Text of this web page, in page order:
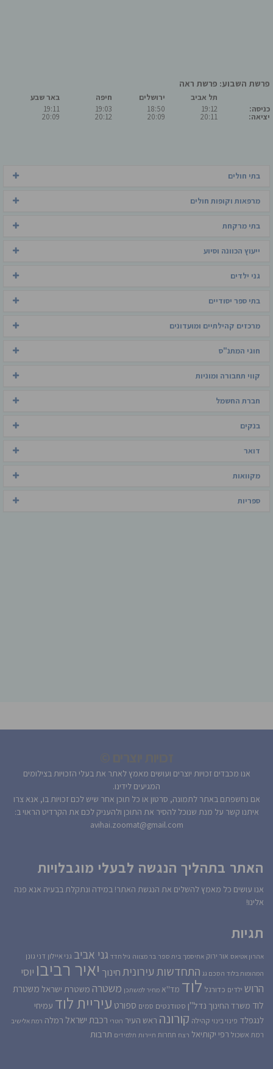
פרשת השבוע: פרשת ראה
כניסה:
יציאה:
תל אביב
19:12
20:11
ירושלים
18:50
20:09
חיפה
19:03
20:12
באר שבע
19:11
20:09
בתי חולים
מרפאות וקופות חולים
בתי מרקחת
ייעוץ הכוונה וסיוע
גני ילדים
בתי ספר יסודיים
מרכזים קהילתיים ומועדונים
חוגי המתנ"ס
קווי תחבורה ומוניות
חברת החשמל
בנקים
דואר
מקוואות
ספריות
אנו מכבדים זכויות יוצרים ועושים מאמץ לאתר את בעלי הזכויות בצילומים
המגיעים לידינו.
אם נחשפתם באתר לתמונה, סרטון או כל תוכן אחר שיש לכם זכויות בו, אנא צרו
איתנו קשר על מנת שנוכל להסיר את התוכן ולהעניק לכם את הקרדיט הראוי ב:
avihai.zoomat@gmail.com
האתר בתהליך הנגשה לבעלי מוגבלויות
אנו עושים כל מאמץ להשלים את הנגשת האתר! במידה ונתקלת בבעיה אנא פנה
אלינו!
תגיות
אהרון אטיאס אור ירוק אחיסמך בית ספר בר מצווה גיל חדד גני אביב גני איילון דני גונן
המהומות בלוד הסכם גג התחדשות עירוניתחינוך יאיר רביבו יוסי
הרוש ילדים כדורגל לוד מד''א מחיר למשתכן משטרה משטרת ישראל משטרת
לוד משרד החינוך נדל''ן סטודנטים סמים ספורט עיריית לוד עמיחי
לנגפלד פינוי בינוי קהילה קורונה ראש העיר רוטרי רכבת ישראל רמלה רמת אלישיב
רמת אשכול רפי יקותיאל רצח תחרות תיירות תלמידים תרבות